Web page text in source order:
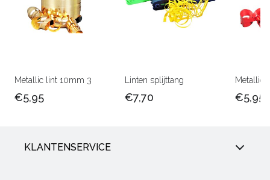
Metallic lint 10mm 3
€5,95
Linten splijttang
€7,70
Metallic
€5,95
KLANTENSERVICE